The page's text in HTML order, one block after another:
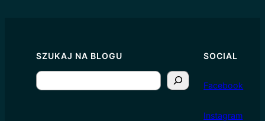
SZUKAJ NA BLOGU
S
e
SOCIAL
Facebook
Instagram